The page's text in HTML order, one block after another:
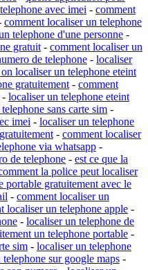
avec imei - comment
comment localiser un telephone
telephone d'une personne -
gratuit - comment localiser un
de telephone - localiser
localiser un telephone eteint
gratuitement - comment
- localiser un telephone eteint
sans carte sim -
imei - localiser un telephone
- comment localiser
via whatsapp -
de telephone - est ce que la
la police peut localiser
portable gratuitement avec le
- comment localiser un
localiser un telephone apple -
- localiser un telephone de
un telephone portable -
sim - localiser un telephone
sur google maps -